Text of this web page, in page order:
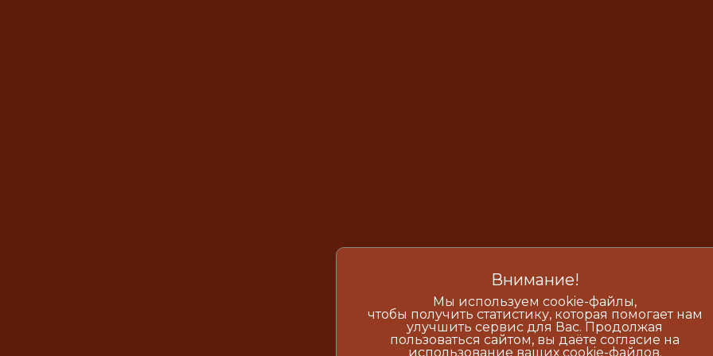
Внимание!
Мы используем cookie-файлы,
чтобы получить статистику, которая помогает нам
улучшить сервис для Вас. Продолжая
пользоваться сайтом, вы даёте согласие на
использование ваших cookie-файлов.